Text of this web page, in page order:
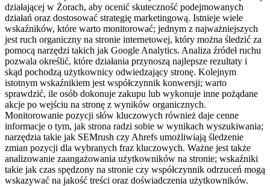
działającej w Żorach, aby ocenić skuteczność podejmowanych
działań oraz dostosować strategię marketingową. Istnieje wiele
wskaźników, które warto monitorować; jednym z najważniejszych
jest ruch organiczny na stronie internetowej, który można śledzić za
pomocą narzędzi takich jak Google Analytics. Analiza źródeł ruchu
pozwala określić, które działania przynoszą najlepsze rezultaty i
skąd pochodzą użytkownicy odwiedzający stronę. Kolejnym
istotnym wskaźnikiem jest współczynnik konwersji; warto
sprawdzić, ile osób dokonuje zakupu lub wykonuje inne pożądane
akcje po wejściu na stronę z wyników organicznych.
Monitorowanie pozycji słów kluczowych również daje cenne
informacje o tym, jak strona radzi sobie w wynikach wyszukiwania;
narzędzia takie jak SEMrush czy Ahrefs umożliwiają śledzenie
zmian pozycji dla wybranych fraz kluczowych. Ważne jest także
analizowanie zaangażowania użytkowników na stronie; wskaźniki
takie jak czas spędzony na stronie czy współczynnik odrzuceń mogą
wskazywać na jakość treści oraz doświadczenia użytkowników.